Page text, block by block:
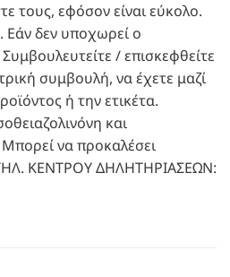
τους, εφόσον είναι εύκολο.
Εάν δεν υποχωρεί ο
/ επισκεφθείτε
συμβουλή, να έχετε μαζί
ή την ετικέτα.
και
Μπορεί να προκαλέσει
ΚΕΝΤΡΟΥ ΔΗΛΗΤΗΡΙΑΣΕΩΝ: